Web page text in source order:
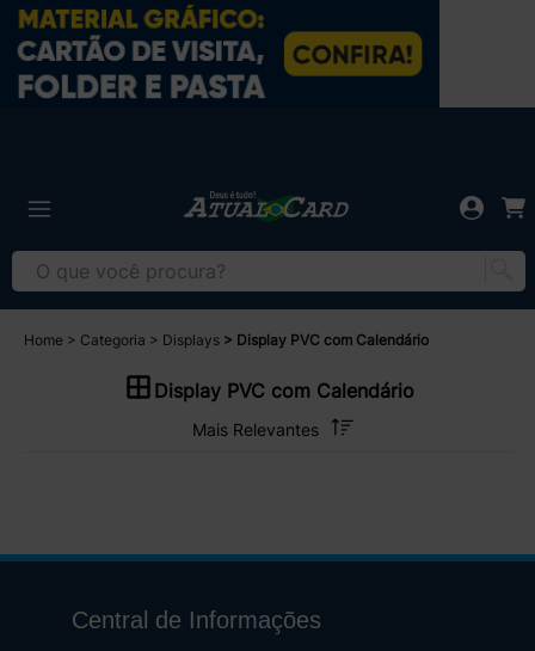
Home Categoria Displays Display PVC com Calendário
Display PVC com Calendário
Central de Informações